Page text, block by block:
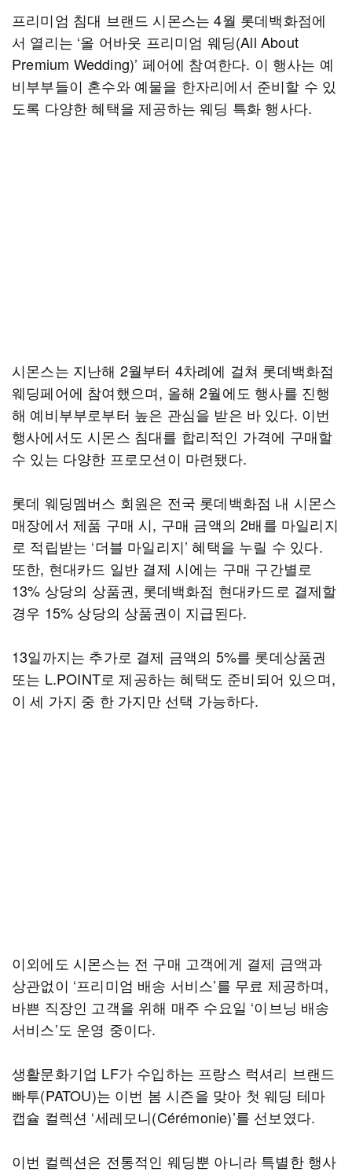
프리미엄 침대 브랜드 시몬스는 4월 롯데백화점에
서 열리는 ‘올 어바웃 프리미엄 웨딩(All About
Premium Wedding)’ 페어에 참여한다. 이 행사는 예
비부부들이 혼수와 예물을 한자리에서 준비할 수 있
도록 다양한 혜택을 제공하는 웨딩 특화 행사다.
시몬스는 지난해 2월부터 4차례에 걸쳐 롯데백화점
웨딩페어에 참여했으며, 올해 2월에도 행사를 진행
해 예비부부로부터 높은 관심을 받은 바 있다. 이번
행사에서도 시몬스 침대를 합리적인 가격에 구매할
수 있는 다양한 프로모션이 마련됐다.
롯데 웨딩멤버스 회원은 전국 롯데백화점 내 시몬스
매장에서 제품 구매 시, 구매 금액의 2배를 마일리지
로 적립받는 ‘더블 마일리지’ 혜택을 누릴 수 있다.
또한, 현대카드 일반 결제 시에는 구매 구간별로
13% 상당의 상품권, 롯데백화점 현대카드로 결제할
경우 15% 상당의 상품권이 지급된다.
13일까지는 추가로 결제 금액의 5%를 롯데상품권
또는 L.POINT로 제공하는 혜택도 준비되어 있으며,
이 세 가지 중 한 가지만 선택 가능하다.
이외에도 시몬스는 전 구매 고객에게 결제 금액과
상관없이 ‘프리미엄 배송 서비스’를 무료 제공하며,
바쁜 직장인 고객을 위해 매주 수요일 ‘이브닝 배송
서비스’도 운영 중이다.
생활문화기업 LF가 수입하는 프랑스 럭셔리 브랜드
빠투(PATOU)는 이번 봄 시즌을 맞아 첫 웨딩 테마
캡슐 컬렉션 ‘세레모니(Cérémonie)’를 선보였다.
이번 컬렉션은 전통적인 웨딩뿐 아니라 특별한 행사